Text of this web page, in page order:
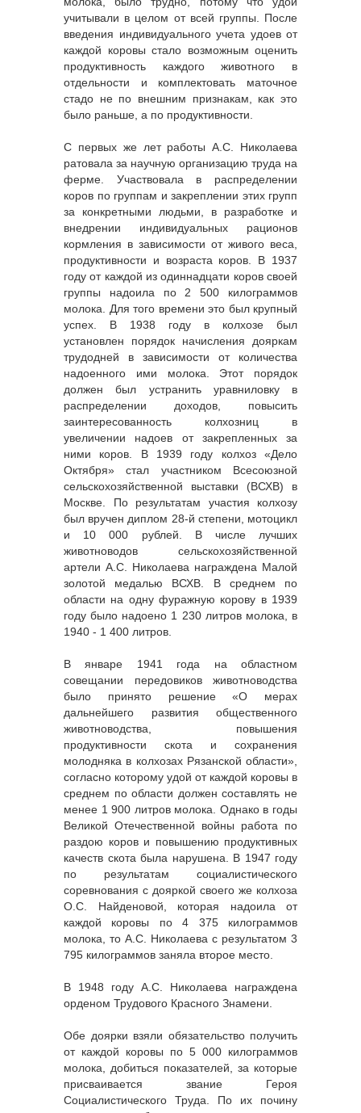
учитывали в целом от всей группы. После
введения индивидуального учета удоев от
каждой коровы стало возможным оценить
продуктивность каждого животного в
отдельности и комплектовать маточное
стадо не по внешним признакам, как это
было раньше, а по продуктивности.
С первых же лет работы А.С. Николаева
ратовала за научную организацию труда на
ферме. Участвовала в распределении
коров по группам и закреплении этих групп
за конкретными людьми, в разработке и
внедрении индивидуальных рационов
кормления в зависимости от живого веса,
продуктивности и возраста коров. В 1937
году от каждой из одиннадцати коров своей
группы надоила по 2 500 килограммов
молока. Для того времени это был крупный
успех. В 1938 году в колхозе был
установлен порядок начисления дояркам
трудодней в зависимости от количества
надоенного ими молока. Этот порядок
должен был устранить уравниловку в
распределении доходов, повысить
заинтересованность колхозниц в
увеличении надоев от закрепленных за
ними коров. В 1939 году колхоз «Дело
Октября» стал участником Всесоюзной
сельскохозяйственной выставки (ВСХВ) в
Москве. По результатам участия колхозу
был вручен диплом 28-й степени, мотоцикл
и 10 000 рублей. В числе лучших
животноводов сельскохозяйственной
артели А.С. Николаева награждена Малой
золотой медалью ВСХВ. В среднем по
области на одну фуражную корову в 1939
году было надоено 1 230 литров молока, в
1940 - 1 400 литров.
В январе 1941 года на областном
совещании передовиков животноводства
было принято решение «О мерах
дальнейшего развития общественного
животноводства, повышения
продуктивности скота и сохранения
молодняка в колхозах Рязанской области»,
согласно которому удой от каждой коровы в
среднем по области должен составлять не
менее 1 900 литров молока. Однако в годы
Великой Отечественной войны работа по
раздою коров и повышению продуктивных
качеств скота была нарушена. В 1947 году
по результатам социалистического
соревнования с дояркой своего же колхоза
О.С. Найденовой, которая надоила от
каждой коровы по 4 375 килограммов
молока, то А.С. Николаева с результатом 3
795 килограммов заняла второе место.
В 1948 году А.С. Николаева награждена
орденом Трудового Красного Знамени.
Обе доярки взяли обязательство получить
от каждой коровы по 5 000 килограммов
молока, добиться показателей, за которые
присваивается звание Героя
Социалистического Труда. По их почину